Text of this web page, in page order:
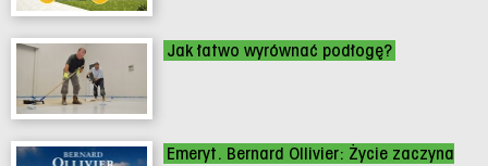
Jak łatwo wyrównać podłogę?
Emeryt. Bernard Ollivier: Życie zaczyna